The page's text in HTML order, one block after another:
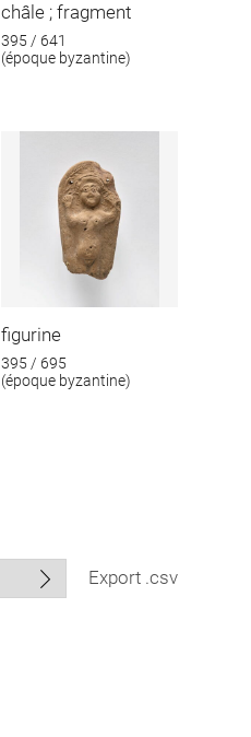
châle ; fragment
395 / 641
(époque byzantine)
figurine
395 / 695
(époque byzantine)
Export .csv